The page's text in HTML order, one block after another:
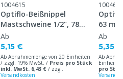
1004615
Optiflo-Beißnippel
Mastschweine 1/2", 78
mm
Ab
5,15 €
Ab Abnahmemenge von 20 Einheiten
/ zzgl. 19% MwSt. / Preis pro Stück
inkl. MwSt. 6,43 € / zzgl.
Versandkosten
1004616
63 mm
Ab
5,35 €
Ab
pro